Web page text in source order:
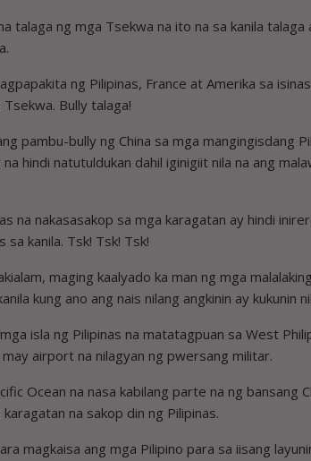
talaga ng mga Tsekwa na ito na sa kanila
ng Pilipinas, France at Amerika sa
Bully talaga!
pambu-bully ng China sa mga mangingisdang
na hindi natutuldukan dahil iginigiit nila na ang
na nakasasakop sa mga karagatan ay hindi
sa kanila. Tsk! Tsk! Tsk!
maging kaalyado ka man ng mga
kung ano ang nais nilang angkinin ay kukunin
isla ng Pilipinas na matatagpuan sa West
airport na nilagyan ng pwersang militar.
Ocean na nasa kabilang parte na ng bansang
na sakop din ng Pilipinas.
magkaisa ang mga Pilipino para sa iisang